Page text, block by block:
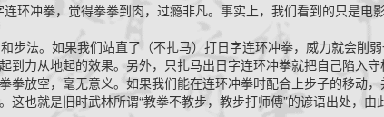
环冲拳，觉得拳拳到肉，过瘾非凡。事实上，我们看到的只是电
步法。如果我们站直了（不扎马）打日字连环冲拳，威力就会削弱
到力从地起的效果。另外，只扎马出日字连环冲拳就把自己陷入守
拳放空，毫无意义。如果我们能在连环冲拳时配合上步子的移动
也就是旧时武林所谓“教拳不教步，教步打师傅”的谚语出处，由